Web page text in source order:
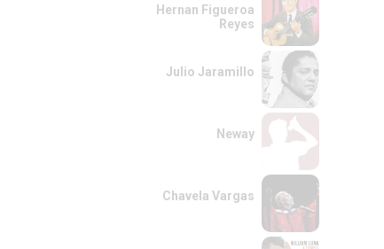
Hernan Figueroa
Reyes
Julio Jaramillo
Neway
Chavela Vargas